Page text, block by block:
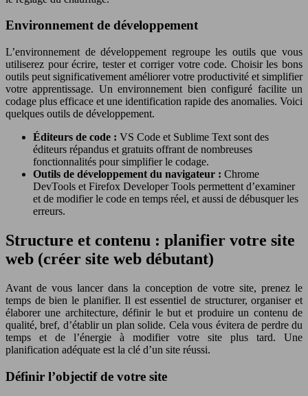
Environnement de développement
L’environnement de développement regroupe les outils que vous
utiliserez pour écrire, tester et corriger votre code. Choisir les bons
outils peut significativement améliorer votre productivité et simplifier
votre apprentissage. Un environnement bien configuré facilite un
codage plus efficace et une identification rapide des anomalies. Voici
quelques outils de développement.
Éditeurs de code : VS Code et Sublime Text sont des
éditeurs répandus et gratuits offrant de nombreuses
fonctionnalités pour simplifier le codage.
Outils de développement du navigateur : Chrome
DevTools et Firefox Developer Tools permettent d’examiner
et de modifier le code en temps réel, et aussi de débusquer les
erreurs.
Structure et contenu : planifier votre site
web (créer site web débutant)
Avant de vous lancer dans la conception de votre site, prenez le
temps de bien le planifier. Il est essentiel de structurer, organiser et
élaborer une architecture, définir le but et produire un contenu de
qualité, bref, d’établir un plan solide. Cela vous évitera de perdre du
temps et de l’énergie à modifier votre site plus tard. Une
planification adéquate est la clé d’un site réussi.
Définir l’objectif de votre site